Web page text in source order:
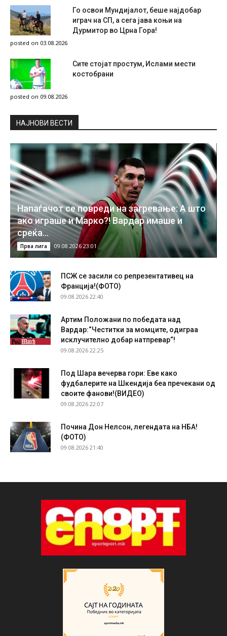
Го освои Мундијалот, беше најдобар
играч на СП, а сега јава коњи на
Дурмитор во Црна Гора!
posted on 03.08.2026
Сите стојат простум, Ислами мести
костобрани
posted on 09.08.2026
НAЈНОВИ ВЕСТИ
Напаѓачот се повреди на загревање: А што
ако играше и Марко?! Вардар имаше и
среќа…
Прва лига 09.08.2026 23:01
ПСЖ се засили со репрезентативец на
Франција!(ФОТО)
09.08.2026 22:40
Артим Положани по победата над
Вардар:“Честитки за момците, одиграа
исклучително добар натпревар“!
09.08.2026 22:25
Под Шара вечерва гори: Еве како
фудбалерите на Шкендија беа пречекани од
своите фанови!(ВИДЕО)
09.08.2026 22:07
Почина Дон Нелсон, легендата на НБА!
(ФОТО)
09.08.2026 21:40